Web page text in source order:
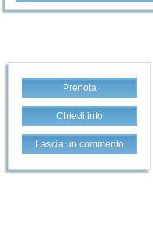
Prenota
Chiedi info
Lascia un commento